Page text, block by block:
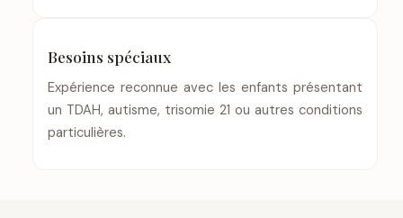
Besoins spéciaux
Expérience reconnue avec les enfants présentant
un TDAH, autisme, trisomie 21 ou autres conditions
particulières.